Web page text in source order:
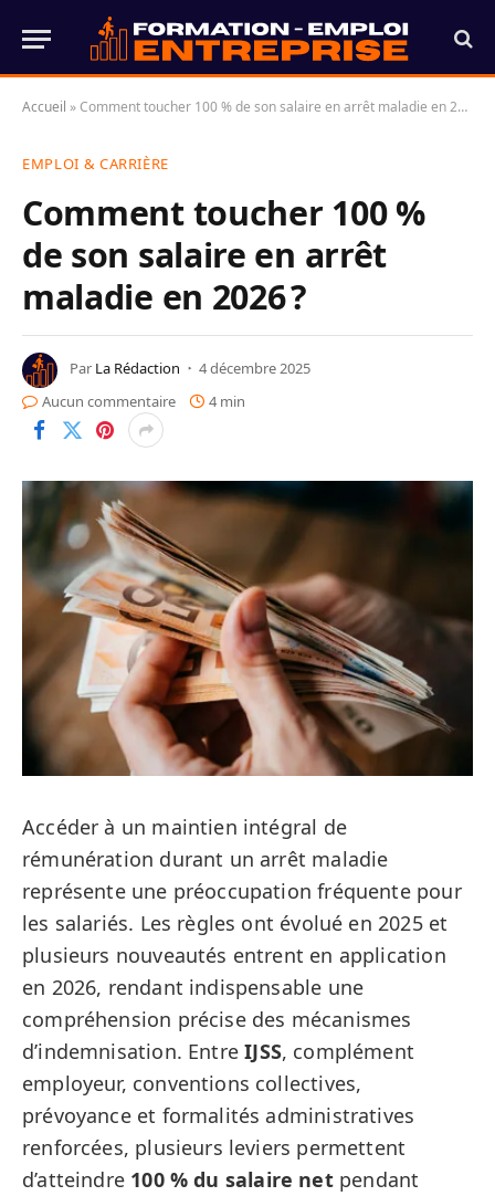
Accueil »Comment toucher 100 % de son salaire en arrêt maladie en 2026 ?
EMPLOI & CARRIÈRE
Comment toucher 100 %
de son salaire en arrêt
maladie en 2026 ?
Par La Rédaction
4 décembre 2025
Aucun commentaire
4 min
Accéder à un maintien intégral de
rémunération durant un arrêt maladie
représente une préoccupation fréquente pour
les salariés. Les règles ont évolué en 2025 et
plusieurs nouveautés entrent en application
en 2026, rendant indispensable une
compréhension précise des mécanismes
d’indemnisation. EntreIJSS, complément
employeur, conventions collectives,
prévoyance et formalités administratives
renforcées, plusieurs leviers permettent
d’atteindre 100 % du salaire netpendant